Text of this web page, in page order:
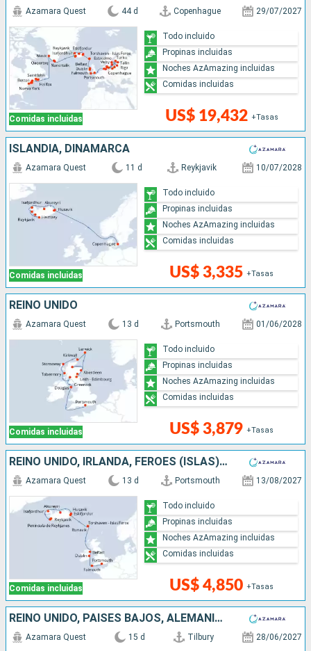
Comidas incluidas
Azamara Quest 44 d Copenhague 29/07/2027
US$ 19,432 +Tasas
Todo incluido
Propinas incluidas
Noches AzAmazing incluidas
Comidas incluidas
ISLANDIA, DINAMARCA
Comidas incluidas
Azamara Quest 11 d Reykjavik 10/07/2028
US$ 3,335 +Tasas
Todo incluido
Propinas incluidas
Noches AzAmazing incluidas
Comidas incluidas
REINO UNIDO
Comidas incluidas
Azamara Quest 13 d Portsmouth 01/06/2028
US$ 3,879 +Tasas
Todo incluido
Propinas incluidas
Noches AzAmazing incluidas
Comidas incluidas
REINO UNIDO, IRLANDA, FÉROES (ISLAS), DINAMARCA, ISLANDIA
Comidas incluidas
Azamara Quest 13 d Portsmouth 13/08/2027
US$ 4,850 +Tasas
Todo incluido
Propinas incluidas
Noches AzAmazing incluidas
Comidas incluidas
REINO UNIDO, PAISES BAJOS, ALEMANIA, POLONIA, LITUANIA, LETONIA, ESTONIA, SUECIA, DINAMARCA
Azamara Quest 15 d Tilbury 28/06/2027